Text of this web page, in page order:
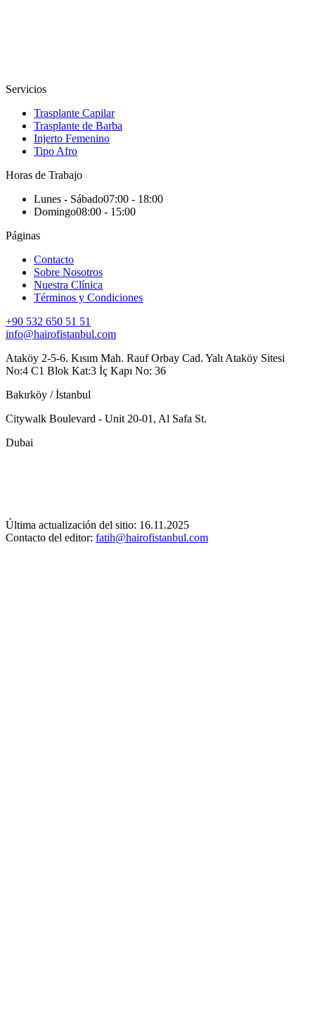
Servicios
Trasplante Capilar
Trasplante de Barba
Injerto Femenino
Tipo Afro
Horas de Trabajo
Lunes - Sábado07:00 - 18:00
Domingo08:00 - 15:00
Páginas
Contacto
Sobre Nosotros
Nuestra Clínica
Términos y Condiciones
+90 532 650 51 51
info@hairofistanbul.com
Ataköy 2-5-6. Kısım Mah. Rauf Orbay Cad. Yalı Ataköy Sitesi
No:4 C1 Blok Kat:3 İç Kapı No: 36
Bakırköy / İstanbul
Citywalk Boulevard - Unit 20-01, Al Safa St.
Dubai
Última actualización del sitio: 16.11.2025
Contacto del editor: fatih@hairofistanbul.com